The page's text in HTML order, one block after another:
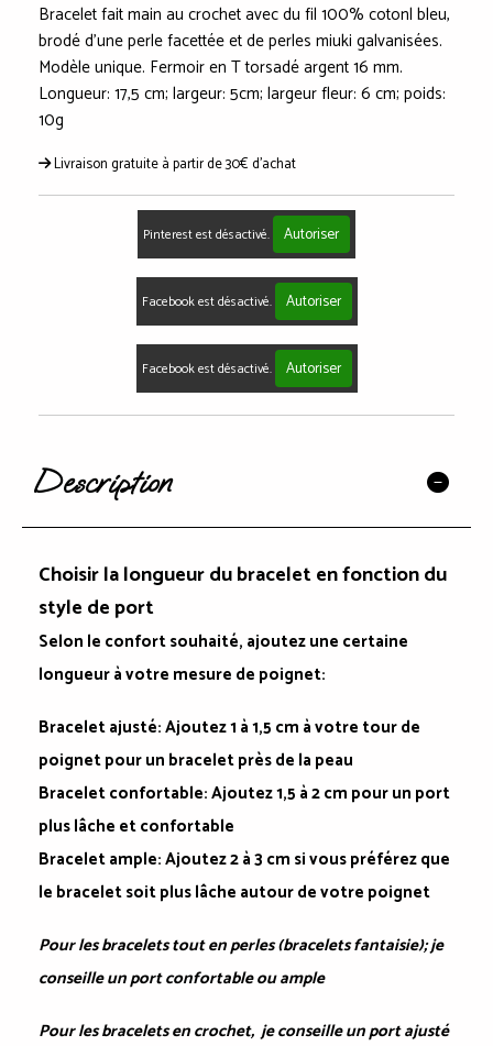
Bracelet fait main au crochet avec du fil 100% cotonl bleu,
brodé d'une perle facettée et de perles miuki galvanisées.
Modèle unique. Fermoir en T torsadé argent 16 mm.
Longueur: 17,5 cm; largeur: 5cm; largeur fleur: 6 cm; poids:
10g
Livraison gratuite à partir de 30€ d'achat
Pinterest est désactivé. Autoriser
Facebook est désactivé. Autoriser
Facebook est désactivé. Autoriser
Description
Choisir la longueur du bracelet en fonction du
style de port
Selon le confort souhaité, ajoutez une certaine
longueur à votre mesure de poignet:
Bracelet ajusté: Ajoutez 1 à 1,5 cm à votre tour de
poignet pour un bracelet près de la peau
Bracelet confortable: Ajoutez 1,5 à 2 cm pour un port
plus lâche et confortable
Bracelet ample: Ajoutez 2 à 3 cm si vous préférez que
le bracelet soit plus lâche autour de votre poignet
Pour les bracelets tout en perles (bracelets fantaisie); je
conseille un port confortable ou ample
Pour les bracelets en crochet, je conseille un port ajusté